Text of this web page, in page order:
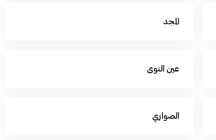
المجد
عين النوى
الصواري